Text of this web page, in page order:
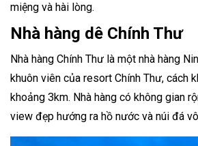
miệng và hài lòng.
Nhà hàng dê Chính Thư
Nhà hàng Chính Thư là một nhà hàng
khuôn viên của resort Chính Thư, cách
khoảng 3km. Nhà hàng có không gian
view đẹp hướng ra hồ nước và núi đá